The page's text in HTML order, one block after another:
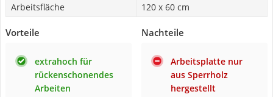
Arbeitsfläche 120 x 60 cm
Vorteile
extrahoch für
rückenschonendes
Arbeiten
Nachteile
Arbeitsplatte nur
aus Sperrholz
hergestellt